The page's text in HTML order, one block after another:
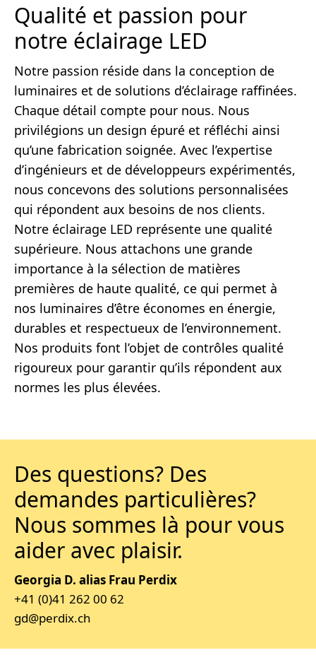
Qualité et passion pour
notre éclairage LED
Notre passion réside dans la conception de
luminaires et de solutions d’éclairage raffinées.
Chaque détail compte pour nous. Nous
privilégions un design épuré et réfléchi ainsi
qu’une fabrication soignée. Avec l’expertise
d’ingénieurs et de développeurs expérimentés,
nous concevons des solutions personnalisées
qui répondent aux besoins de nos clients.
Notre éclairage LED représente une qualité
supérieure. Nous attachons une grande
importance à la sélection de matières
premières de haute qualité, ce qui permet à
nos luminaires d’être économes en énergie,
durables et respectueux de l’environnement.
Nos produits font l’objet de contrôles qualité
rigoureux pour garantir qu’ils répondent aux
normes les plus élevées.
Des questions? Des
demandes particulières?
Nous sommes là pour vous
aider avec plaisir.
Georgia D. alias Frau Perdix
+41 (0)41 262 00 62
gd@perdix.ch